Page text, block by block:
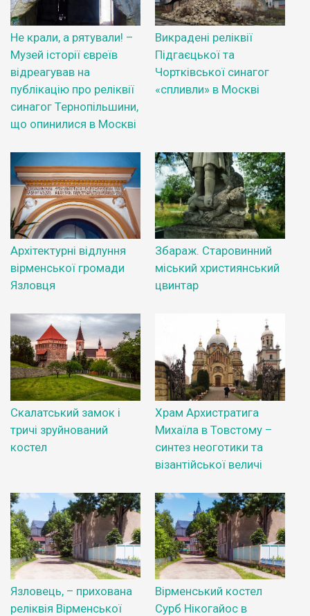
Не крали, а рятували! –
Музей історії євреїв
відреагував на
публікацію про реліквії
синагог Тернопільшини,
що опинилися в Москві
Викрадені реліквії
Підгаєцької та
Чортківської синагог
«спливли» в Москві
Архітектурні відлуння
вірменської громади
Язловця
Збараж. Старовинний
міський християнський
цвинтар
Скалатський замок і
тричі зруйнований
костел
Храм Архистратига
Михаїла в Товстому –
синтез неоготики та
візантійської величі
Язловець, – прихована
реліквія Вірменської
Вірменський костел
Сурб Нікогайос в